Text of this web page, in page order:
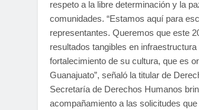
respeto a la libre determinación y la
comunidades. “Estamos aquí para
representantes. Queremos que este
resultados tangibles en infraestructura
fortalecimiento de su cultura, que es
Guanajuato”, señaló la titular de
Secretaría de Derechos Humanos
acompañamiento a las solicitudes